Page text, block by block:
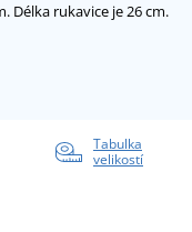
Délka rukavice je 26 cm.
Tabulka
velikostí